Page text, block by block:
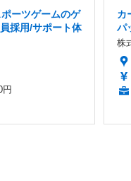
ーツゲームのゲ
採用/サポート体
円
カ
パ
株